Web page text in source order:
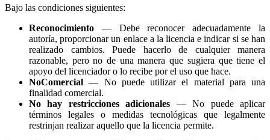
Bajo las condiciones siguientes:
Reconocimiento — Debe reconocer adecuadamente la
autoría, proporcionar un enlace a la licencia e indicar si se han
realizado cambios. Puede hacerlo de cualquier manera
razonable, pero no de una manera que sugiera que tiene el
apoyo del licenciador o lo recibe por el uso que hace.
NoComercial — No puede utilizar el material para una
finalidad comercial.
No hay restricciones adicionales — No puede aplicar
términos legales o medidas tecnológicas que legalmente
restrinjan realizar aquello que la licencia permite.